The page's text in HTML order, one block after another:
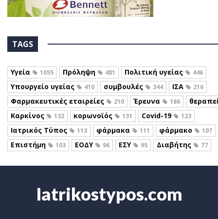
TAGS
Υγεία 1055 Πρόληψη 481 Πολιτική υγείας 446
Υπουργείο υγείας 410 συμβουλές 344 ΙΣΑ 216
Φαρμακευτικές εταιρείες 210 Έρευνα 186
Καρκίνος
132 κορωνοϊός 131 Covid-19 123
Ιατρικός Τύπος 113 φάρμακα 111 φάρμακο 107
Επιστήμη 103 ΕΟΔΥ 96 ΕΣΥ 95 Διαβήτης 77
Iatrikostypos.com